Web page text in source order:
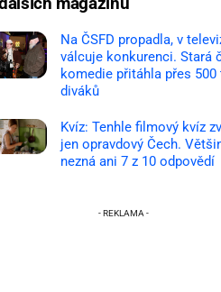
Na ČSFD propadla, v
válcuje konkurenci. Stará
komedie přitáhla přes
diváků
Kvíz: Tenhle filmový kvíz
jen opravdový Čech.
nezná ani 7 z 10 odpovědí